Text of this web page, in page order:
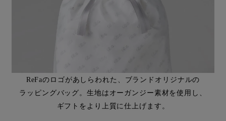
ReFaのロゴがあしらわれた、ブランドオリジナルの
ラッピングバッグ。生地はオーガンジー素材を使用し、
ギフトをより上質に仕上げます。